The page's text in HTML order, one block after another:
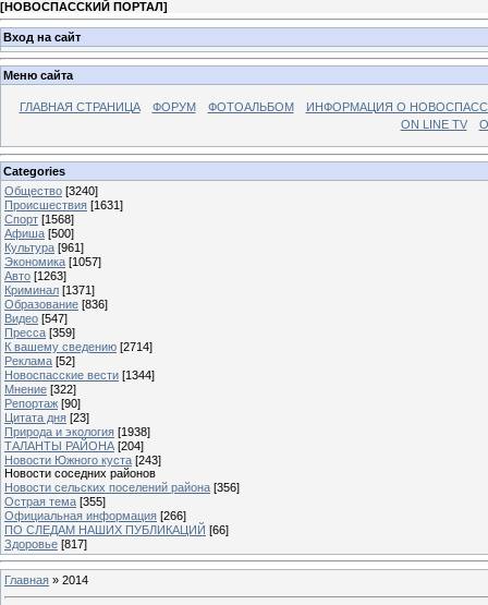
[НОВОСПАССКИЙ ПОРТАЛ]
Вход на сайт
Меню сайта
ГЛАВНАЯ СТРАНИЦА ФОРУМ ФОТОАЛЬБОМ
ИНФОРМАЦИЯ О
ON LINE TV
Categories
Общество [3240]
Происшествия [1631]
Спорт [1568]
Афиша [500]
Культура [961]
Экономика [1057]
Авто [1263]
Криминал [1371]
Образование [836]
Видео [547]
Пресса [359]
К вашему сведению [2714]
Реклама [52]
Новоспасские вести [1344]
Мнение [322]
Репортаж [90]
Цитата дня [23]
Природа и экология [1938]
ТАЛАНТЫ РАЙОНА [204]
Новости Южного куста [243]
Новости соседних районов
Новости сельских поселений района [356]
Острая тема [355]
Официальная информация [266]
ПО СЛЕДАМ НАШИХ ПУБЛИКАЦИЙ [66]
Здоровье [817]
Главная » 2014